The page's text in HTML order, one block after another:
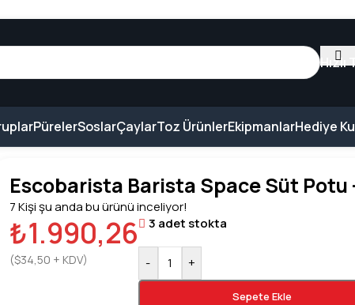
PürelerSoslarÇaylarToz ÜrünlerEkipmanlarHediye
Escobarista Barista Space Süt Potu
7Kişi şu anda bu ürünü inceliyor!
₺1.990,26
($34,50 + KDV)
3 adet stokta
- +
Sepete Ekle